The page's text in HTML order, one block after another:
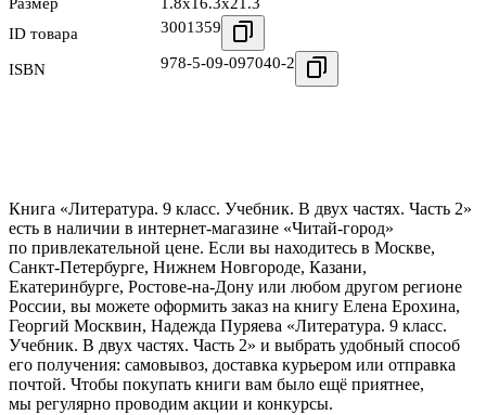
Размер
1.8x16.3x21.3
ID товара
3001359
ISBN 978-5-09-097040-2
Книга «Литература. 9 класс. Учебник. В двух частях. Часть 2»
есть в наличии в интернет-магазине «Читай-город»
по привлекательной цене. Если вы находитесь в Москве,
Санкт-Петербурге, Нижнем Новгороде, Казани,
Екатеринбурге, Ростове-на-Дону или любом другом регионе
России, вы можете оформить заказ на книгу Елена Ерохина,
Георгий Москвин, Надежда Пуряева «Литература. 9 класс.
Учебник. В двух частях. Часть 2» и выбрать удобный способ
его получения: самовывоз, доставка курьером или отправка
почтой. Чтобы покупать книги вам было ещё приятнее,
мы регулярно проводим акции и конкурсы.